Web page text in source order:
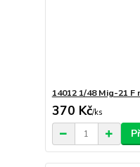
14012 1/48 Mig-21
370 Kč/ks